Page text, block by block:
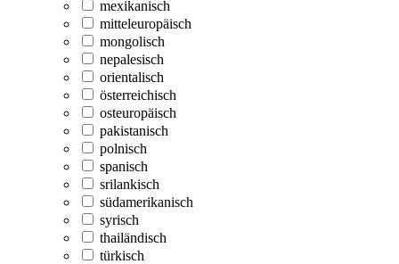
mexikanisch
mitteleuropäisch
mongolisch
nepalesisch
orientalisch
österreichisch
osteuropäisch
pakistanisch
polnisch
spanisch
srilankisch
südamerikanisch
syrisch
thailändisch
türkisch